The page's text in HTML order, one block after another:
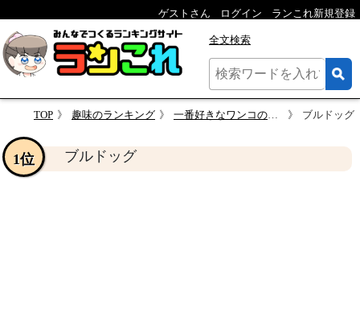
ゲストさん ログイン ランこれ新規登録
全文検索
TOP 趣味のランキング 一番好きなワンコの種類はなんですか？ ブルドッグ
ブルドッグ
1位